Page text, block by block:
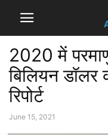
2020 में
बिलियन डॉलर
रिपोर्ट
June 15, 2021